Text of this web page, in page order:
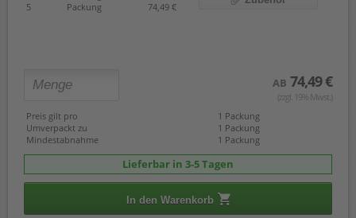
5
Packung 74,49 €
AB 74,49 €
(zzgl. 19% Mwst.)
Preis gilt pro
1 Packung
Umverpackt zu
1 Packung
Mindestabnahme
1 Packung
Lieferbar in 3-5 Tagen
In den Warenkorb